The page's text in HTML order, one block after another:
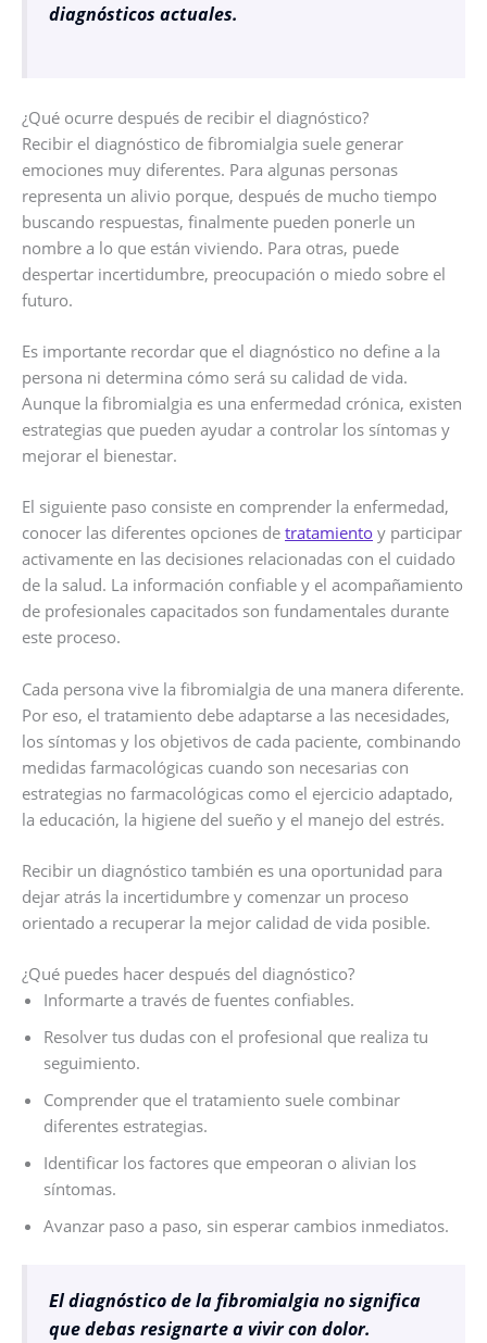
diagnósticos actuales.
¿Qué ocurre después de recibir el diagnóstico?
Recibir el diagnóstico de fibromialgia suele generar
emociones muy diferentes. Para algunas personas
representa un alivio porque, después de mucho tiempo
buscando respuestas, finalmente pueden ponerle un
nombre a lo que están viviendo. Para otras, puede
despertar incertidumbre, preocupación o miedo sobre el
futuro.
Es importante recordar que el diagnóstico no define a la
persona ni determina cómo será su calidad de vida.
Aunque la fibromialgia es una enfermedad crónica, existen
estrategias que pueden ayudar a controlar los síntomas y
mejorar el bienestar.
El siguiente paso consiste en comprender la enfermedad,
conocer las diferentes opciones de tratamiento y participar
activamente en las decisiones relacionadas con el cuidado
de la salud. La información confiable y el acompañamiento
de profesionales capacitados son fundamentales durante
este proceso.
Cada persona vive la fibromialgia de una manera diferente.
Por eso, el tratamiento debe adaptarse a las necesidades,
los síntomas y los objetivos de cada paciente, combinando
medidas farmacológicas cuando son necesarias con
estrategias no farmacológicas como el ejercicio adaptado,
la educación, la higiene del sueño y el manejo del estrés.
Recibir un diagnóstico también es una oportunidad para
dejar atrás la incertidumbre y comenzar un proceso
orientado a recuperar la mejor calidad de vida posible.
¿Qué puedes hacer después del diagnóstico?
Informarte a través de fuentes confiables.
Resolver tus dudas con el profesional que realiza tu
seguimiento.
Comprender que el tratamiento suele combinar
diferentes estrategias.
Identificar los factores que empeoran o alivian los
síntomas.
Avanzar paso a paso, sin esperar cambios inmediatos.
El diagnóstico de la fibromialgia no significa
que debas resignarte a vivir con dolor.